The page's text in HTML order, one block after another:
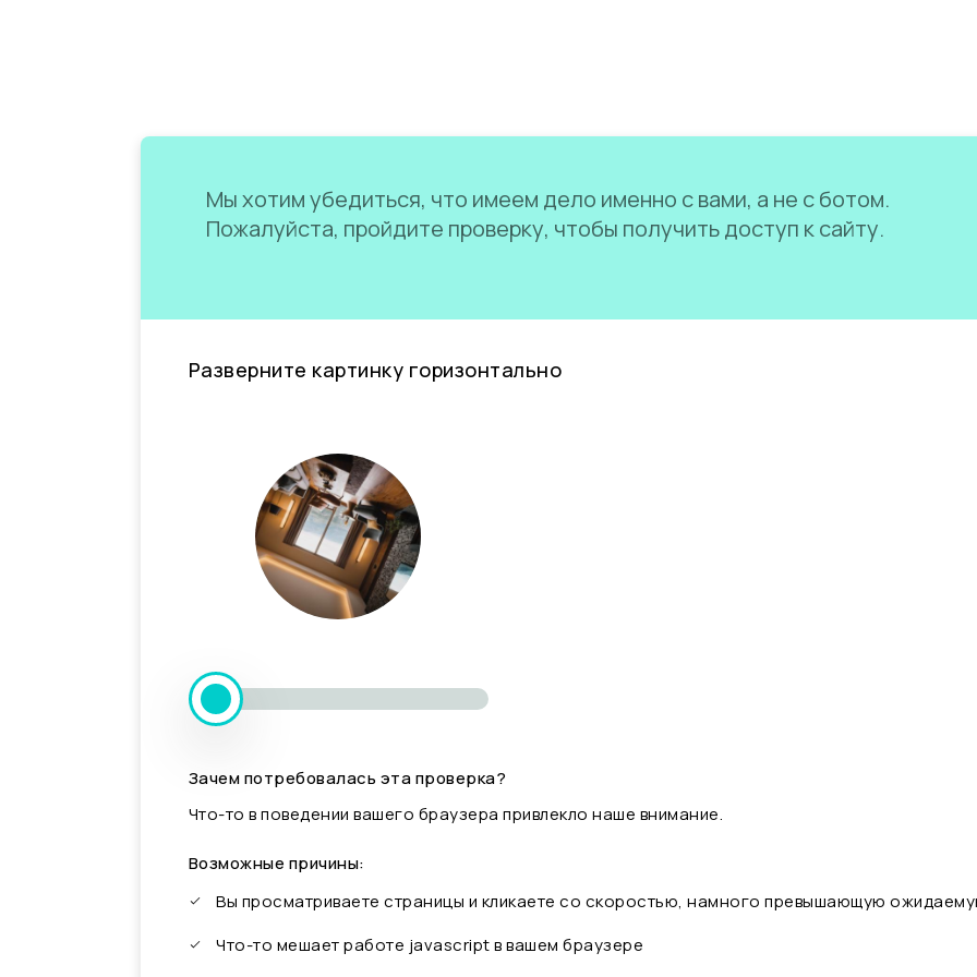
Мы хотим убедиться, что имеем дело именно с вами, а не с ботом.
Пожалуйста, пройдите проверку, чтобы получить доступ к сайту.
Разверните картинку горизонтально
Зачем потребовалась эта проверка?
Что-то в поведении вашего браузера привлекло наше внимание.
Возможные причины:
Вы просматриваете страницы и кликаете со скоростью, намного превышающую
Что-то мешает работе javascript в вашем браузере